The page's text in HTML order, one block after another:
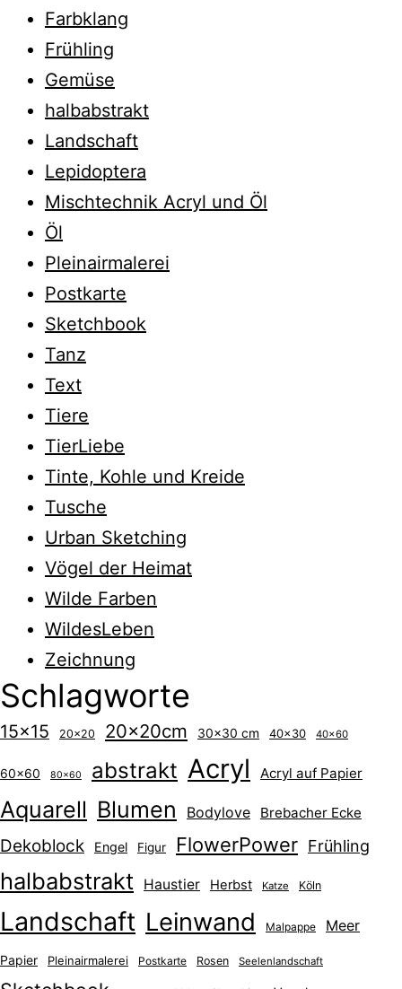
Farbklang
Frühling
Gemüse
halbabstrakt
Landschaft
Lepidoptera
Mischtechnik Acryl und Öl
Öl
Pleinairmalerei
Postkarte
Sketchbook
Tanz
Text
Tiere
TierLiebe
Tinte, Kohle und Kreide
Tusche
Urban Sketching
Vögel der Heimat
Wilde Farben
WildesLeben
Zeichnung
Schlagworte
15x15 20x20 20x20cm 30x30 cm 40x30 40x60
60x60 80x60 abstrakt Acryl Acryl auf Papier
Aquarell Blumen Bodylove Brebacher Ecke
Dekoblock Engel Figur FlowerPower Frühling
halbabstrakt Haustier Herbst Katze Köln
Landschaft Leinwand Malpappe Meer
Papier Pleinairmalerei Postkarte Rosen Seelenlandschaft